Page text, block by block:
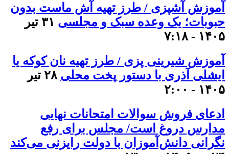
آموزش آشپزی / طرز تهیه آش ماست بدون
حبوبات؛ یک وعده سبک و مجلسی
۳۱ تیر
۱۴۰۵ - ۷:۱۸
آموزش شیرینی پزی / طرز تهیه نان کوکه یا
ایشلی آذری با دستور پخت محلی
۲۸ تیر
۱۴۰۵ - ۲:۰۰
ادعای فروش سوالات امتحانات نهایی
مدارس دروغ است/ مجلس برای رفع
نگرانی دانش‌آموزان با دولت رایزنی می‌کند